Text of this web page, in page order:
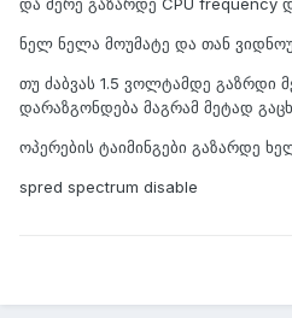
და მერე გაზარდე CPU frequency
ნელ ნელა მოუმატე და თან
თუ ძაბვას 1.5 ვოლტამდე გაზრდი
დარაზგონდება მაგრამ მეტად
ოპერების ტაიმინგები გაზარდე
spred spectrum disable